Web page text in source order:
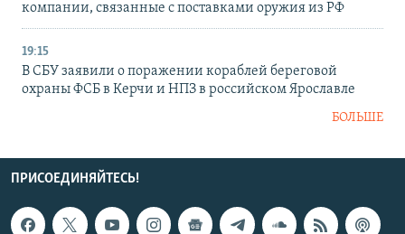
компании, связанные с поставками оружия из РФ
19:15
В СБУ заявили о поражении кораблей береговой
охраны ФСБ в Керчи и НПЗ в российском Ярославле
БОЛЬШЕ
ПРИСОЕДИНЯЙТЕСЬ!